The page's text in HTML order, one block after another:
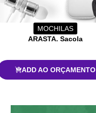
MOCHILAS
ARASTA. Sacola
ADD AO ORÇAMENTO